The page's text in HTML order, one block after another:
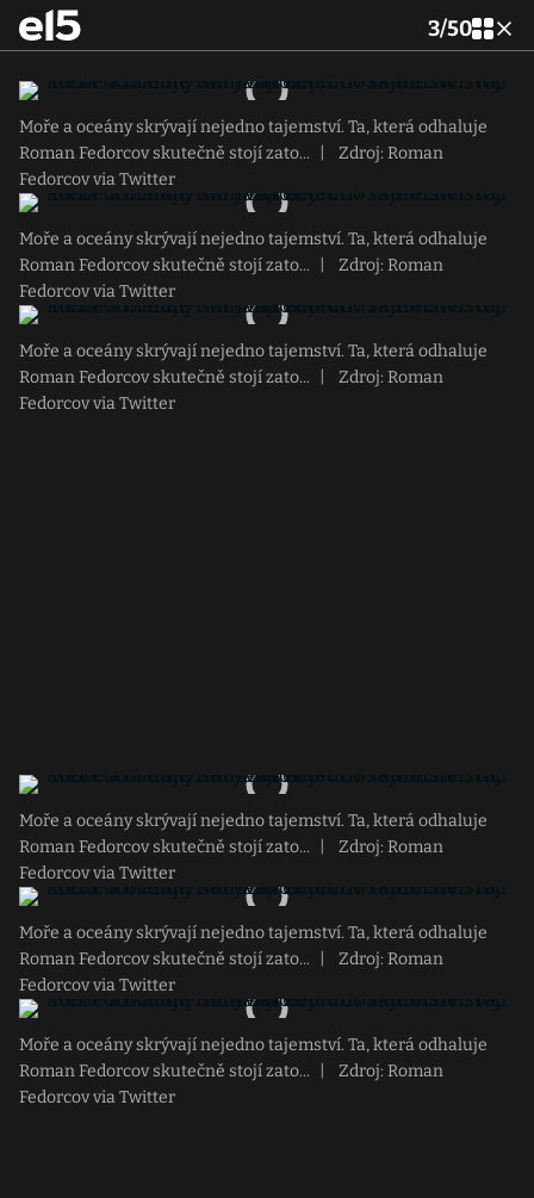
3/50
Moře a oceány skrývají nejedno tajemství. Ta, která odhaluje
Roman Fedorcov skutečně stojí zato...
Zdroj: Roman
Fedorcov via Twitter
Moře a oceány skrývají nejedno tajemství. Ta, která odhaluje
Roman Fedorcov skutečně stojí zato...
Zdroj: Roman
Fedorcov via Twitter
Moře a oceány skrývají nejedno tajemství. Ta, která odhaluje
Roman Fedorcov skutečně stojí zato...
Zdroj: Roman
Fedorcov via Twitter
Moře a oceány skrývají nejedno tajemství. Ta, která odhaluje
Roman Fedorcov skutečně stojí zato...
Zdroj: Roman
Fedorcov via Twitter
Moře a oceány skrývají nejedno tajemství. Ta, která odhaluje
Roman Fedorcov skutečně stojí zato...
Zdroj: Roman
Fedorcov via Twitter
Moře a oceány skrývají nejedno tajemství. Ta, která odhaluje
Roman Fedorcov skutečně stojí zato...
Zdroj: Roman
Fedorcov via Twitter